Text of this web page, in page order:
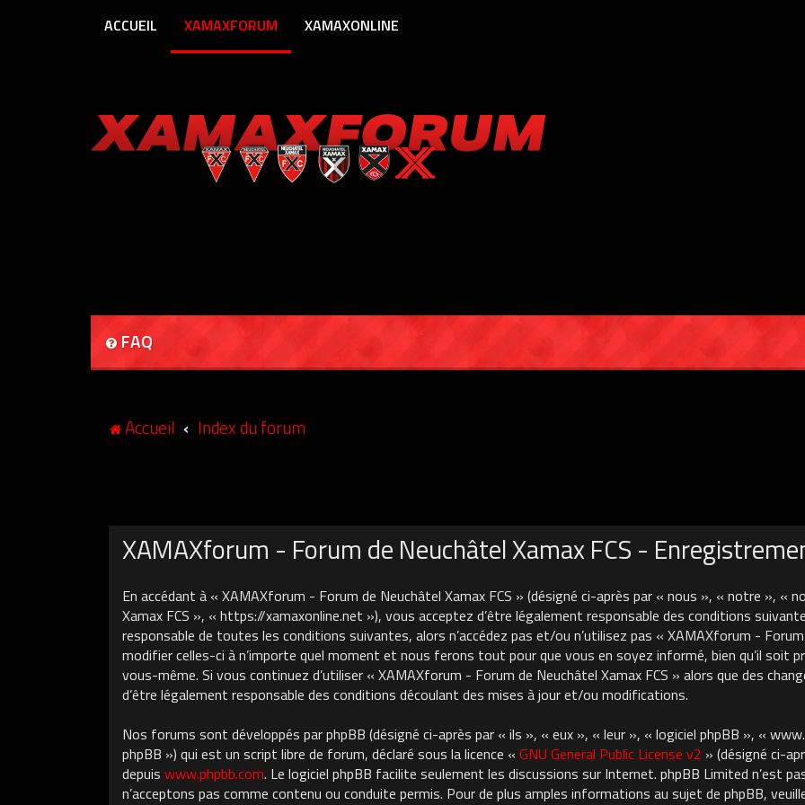
ACCUEIL XAMAXFORUM XAMAXONLINE
FAQ
Accueil Index du forum
XAMAXforum - Forum de Neuchâtel Xamax FCS -
En accédant à « XAMAXforum - Forum de Neuchâtel Xamax FCS » (désigné ci-après par « nous », « notre », «
Xamax FCS », « https://xamaxonline.net »), vous acceptez d’être légalement responsable des conditions
responsable de toutes les conditions suivantes, alors n’accédez pas et/ou n’utilisez pas « XAMAXforum -
modifier celles-ci à n’importe quel moment et nous ferons tout pour que vous en soyez informé, bien qu’il soit
vous-même. Si vous continuez d’utiliser « XAMAXforum - Forum de Neuchâtel Xamax FCS » alors que des
d’être légalement responsable des conditions découlant des mises à jour et/ou modifications.
Nos forums sont développés par phpBB (désigné ci-après par « ils », « eux », « leur », « logiciel phpBB », «
phpBB ») qui est un script libre de forum, déclaré sous la licence « GNU General Public License v2 » (désigné ci-
depuis www.phpbb.com. Le logiciel phpBB facilite seulement les discussions sur Internet. phpBB Limited n’est
n’acceptons pas comme contenu ou conduite permis. Pour de plus amples informations au sujet de phpBB,